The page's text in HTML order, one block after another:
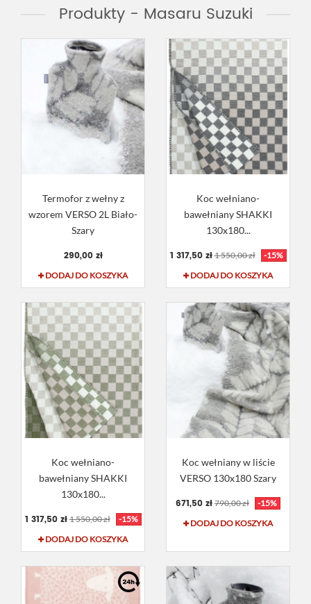
Produkty - Masaru Suzuki
Termofor z wełny z
wzorem VERSO 2L Biało-
Szary
290,00 zł
DODAJ DO KOSZYKA
Koc wełniano-
bawełniany SHAKKI
130x180...
1 317,50 zł 1 550,00 zł
-15%
DODAJ DO KOSZYKA
Koc wełniano-
bawełniany SHAKKI
130x180...
1 317,50 zł 1 550,00 zł
-15%
DODAJ DO KOSZYKA
Koc wełniany w liście
VERSO 130x180 Szary
671,50 zł 790,00 zł
-15%
DODAJ DO KOSZYKA